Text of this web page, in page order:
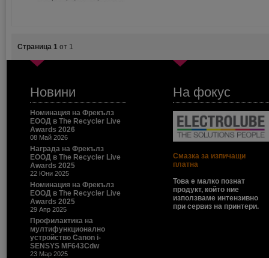
Страница 1 от 1
Новини
Номинация на Фрекълз
ЕООД в The Recycler Live
Awards 2026
08 Май 2026
Награда на Фрекълз
ЕООД в The Recycler Live
Awards 2025
22 Юни 2025
Номинация на Фрекълз
ЕООД в The Recycler Live
Awards 2025
29 Апр 2025
Профилактика на
мултифункционално
устройство Canon i-
SENSYS MF643Cdw
23 Мар 2025
На фокус
Смазка за изпичащи
платна
Това е малко познат
продукт, който ние
използваме интензивно
при сервиз на принтери.